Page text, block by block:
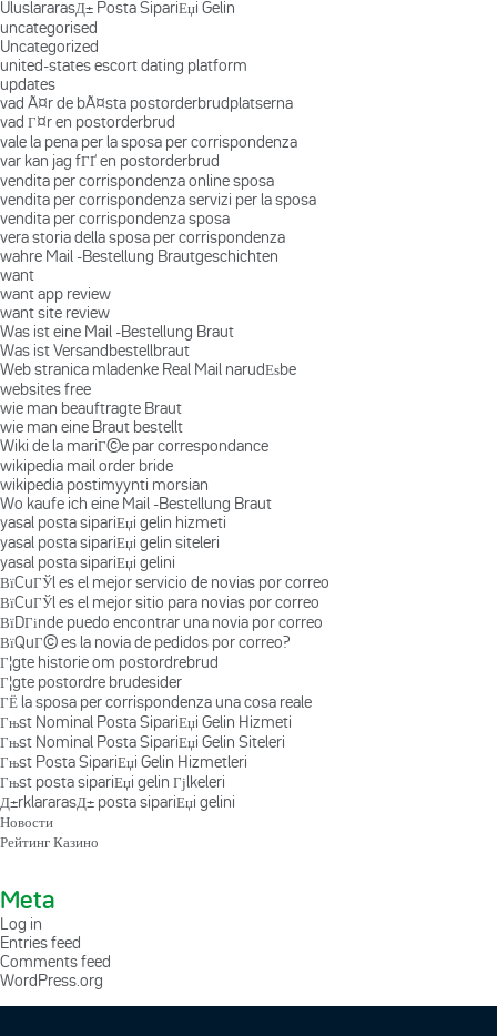
UluslararasД± Posta SipariЕџi Gelin
uncategorised
Uncategorized
united-states escort dating platform
updates
vad Ã¤r de bÃ¤sta postorderbrudplatserna
vad Г¤r en postorderbrud
vale la pena per la sposa per corrispondenza
var kan jag fГҐ en postorderbrud
vendita per corrispondenza online sposa
vendita per corrispondenza servizi per la sposa
vendita per corrispondenza sposa
vera storia della sposa per corrispondenza
wahre Mail -Bestellung Brautgeschichten
want
want app review
want site review
Was ist eine Mail -Bestellung Braut
Was ist Versandbestellbraut
Web stranica mladenke Real Mail narudЕѕbe
websites free
wie man beauftragte Braut
wie man eine Braut bestellt
Wiki de la mariГ©e par correspondance
wikipedia mail order bride
wikipedia postimyynti morsian
Wo kaufe ich eine Mail -Bestellung Braut
yasal posta sipariЕџi gelin hizmeti
yasal posta sipariЕџi gelin siteleri
yasal posta sipariЕџi gelini
ВїCuГЎl es el mejor servicio de novias por correo
ВїCuГЎl es el mejor sitio para novias por correo
ВїDГіnde puedo encontrar una novia por correo
ВїQuГ© es la novia de pedidos por correo?
Г¦gte historie om postordrebrud
Г¦gte postordre brudesider
ГЁ la sposa per corrispondenza una cosa reale
Гњst Nominal Posta SipariЕџi Gelin Hizmeti
Гњst Nominal Posta SipariЕџi Gelin Siteleri
Гњst Posta SipariЕџi Gelin Hizmetleri
Гњst posta sipariЕџi gelin Гјlkeleri
Д±rklararasД± posta sipariЕџi gelini
Новости
Рейтинг Казино
Meta
Log in
Entries feed
Comments feed
WordPress.org